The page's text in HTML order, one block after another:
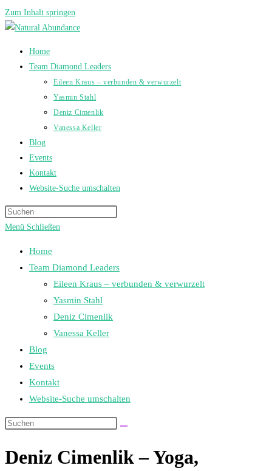
Zum Inhalt springen
Home
Team Diamond Leaders
Eileen Kraus – verbunden & verwurzelt
Yasmin Stahl
Deniz Cimenlik
Vanessa Keller
Blog
Events
Kontakt
Website-Suche umschalten
Menü Schließen
Home
Team Diamond Leaders
Eileen Kraus – verbunden & verwurzelt
Yasmin Stahl
Deniz Cimenlik
Vanessa Keller
Blog
Events
Kontakt
Website-Suche umschalten
Deniz Cimenlik – Yoga,